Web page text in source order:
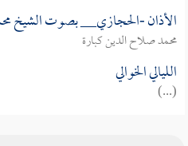
الأذان -الحجازي__ بصوت الشيخ
محمد صلاح الدين كبارة
الليالي الخوالي
(...)